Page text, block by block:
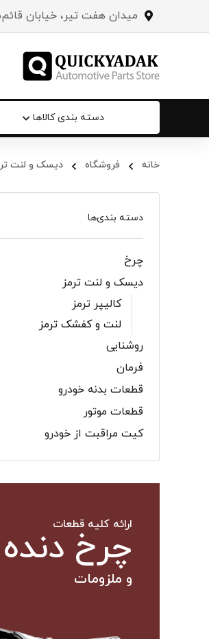
میدان هفت تیر، خیابان
دسته بندی کالاها
خانه فروشگاه دیسک و لنت
دسته بندی‌ها
چرخ
دیسک و لنت ترمز
کالیپر ترمز
لنت و کفشک ترمز
روشنایی
فرمان
قطعات بدنه خودرو
قطعات موتور
کیت مراقبت از خودرو
ارائه کلیه قطعات
چرخ دنده
و ملزومات